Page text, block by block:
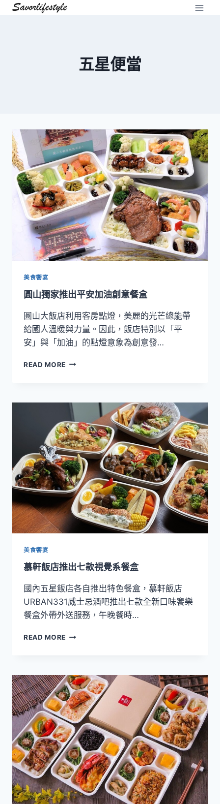
Skip
五星便當
美食饗宴
圓山獨家推出平安加油創意餐盒
圓山大飯店利用客房點燈，美麗的光芒總能帶
給國人溫暖與力量。因此，飯店特別以「平
安」與「加油」的點燈意象為創意發…
READ MORE 圓
推
平
安
加
油
創
意
餐
盒
美食饗宴
慕軒飯店推出七款視覺系餐盒
國內五星飯店各自推出特色餐盒，慕軒飯店
URBAN331威士忌酒吧推出七款全新口味饗樂
餐盒外帶外送服務，午晚餐時…
READ MORE 慕
推
出
七
款
視
覺
系
餐
盒